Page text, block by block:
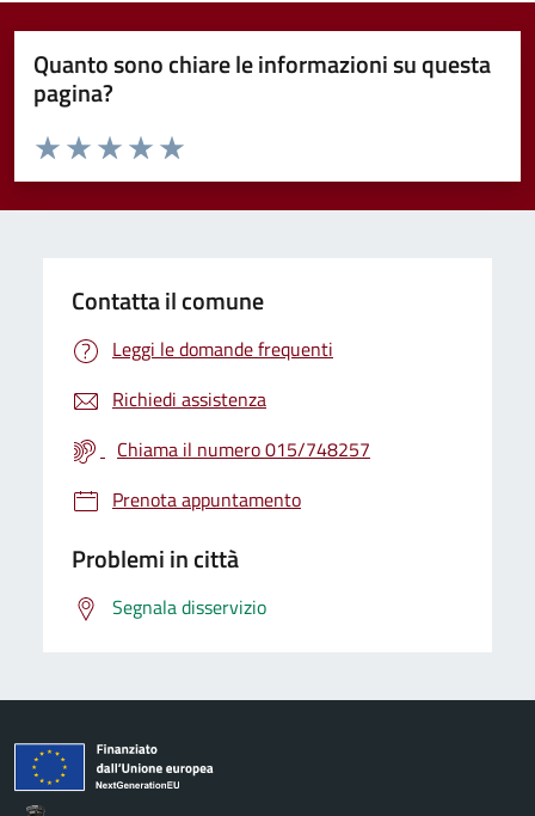
Quanto sono chiare le informazioni su questa
pagina?
Valuta da 1 a 5 stelle la pagina
Valuta 5 stelle su 5
Valuta 4 stelle su 5
Valuta 3 stelle su 5
Valuta 2 stelle su 5
Valuta 1 stelle su 5
Contatta il comune
Leggi le domande frequenti
Richiedi assistenza
Chiama il numero 015/748257
Prenota appuntamento
Problemi in città
Segnala disservizio